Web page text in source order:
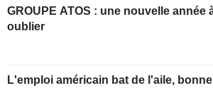
GROUPE ATOS : une nouvelle année à
oublier
L'emploi américain bat de l'aile, bonne